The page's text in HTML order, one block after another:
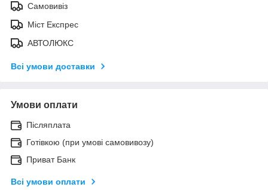
Самовивіз
Міст Експрес
АВТОЛЮКС
Всі умови доставки
Умови оплати
Післяплата
Готівкою (при умові самовивозу)
Приват Банк
Всі умови оплати